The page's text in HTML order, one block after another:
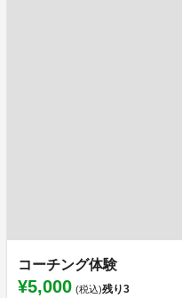
コーチング体験
¥5,000 (税込)残り3